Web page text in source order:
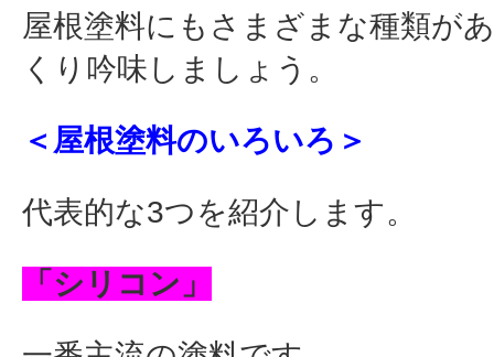
屋根塗料にもさまざまな種類が
くり吟味しましょう。
＜屋根塗料のいろいろ＞
代表的な3つを紹介します。
「シリコン」